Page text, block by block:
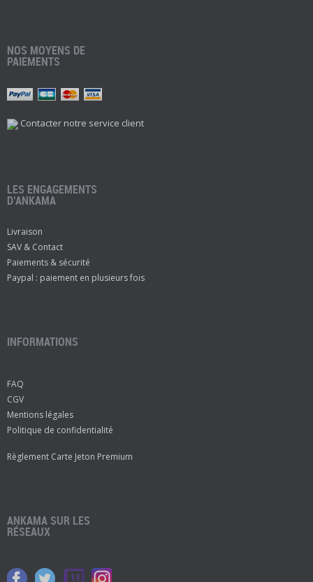
NOS MOYENS DE
PAIEMENTS
Contacter notre service client
LES ENGAGEMENTS
D’ANKAMA
Livraison
SAV & Contact
Paiements & sécurité
Paypal : paiement en plusieurs fois
INFORMATIONS
FAQ
CGV
Mentions légales
Politique de confidentialité
Règlement Carte Jeton Premium
ANKAMA SUR LES
RÉSEAUX